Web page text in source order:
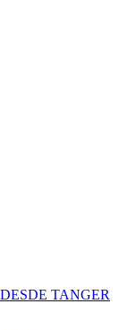
TANGER